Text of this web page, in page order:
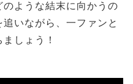
ような結末に向かうの
いながら、一ファンと
しょう！